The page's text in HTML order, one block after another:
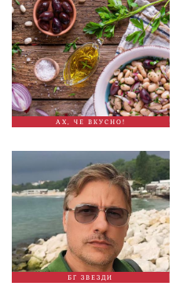
АХ, ЧЕ ВКУСНО!
БГ ЗВЕЗДИ